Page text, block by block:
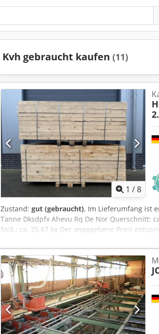
Kvh gebraucht kaufen (11)
1 /8
Zustand: gut (gebraucht), Im Lieferumfang ist
Tanne Dksdpfx Ahevu Rq De Nor Querschnitt:
Stck.: ca. 25,67 kg Der angegebene Preis
angegebenen Abmessung. Ihre
Klöver Herr: Falk Deutsch Allgemeine
angeboten. Ein darüber hinaus gewünschter
zusätzlichen Kosten verbunden, welche
werden können.